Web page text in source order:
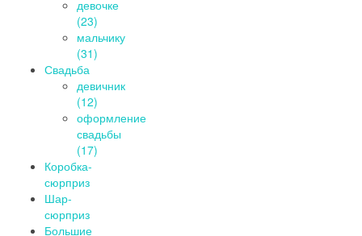
девочке
(23)
мальчику
(31)
Свадьба
девичник
(12)
оформление
свадьбы
(17)
Коробка-
сюрприз
Шар-
сюрприз
Большие